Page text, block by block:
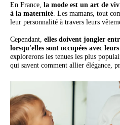
En France, la mode est un art de
à la maternité . Les mamans, tout
leur personnalité à travers leurs
Cependant, elles doivent jongler
lorsqu'elles sont occupées avec
explorerons les tenues les plus
qui savent comment allier élégance,